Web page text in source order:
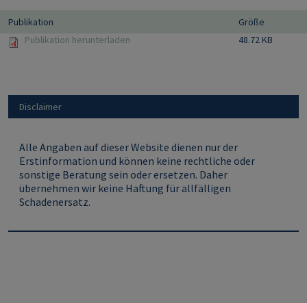
Publikation
Größe
Publikation herunterladen
48.72 KB
Disclaimer
Alle Angaben auf dieser Website dienen nur der
Erstinformation und können keine rechtliche oder
sonstige Beratung sein oder ersetzen. Daher
übernehmen wir keine Haftung für allfälligen
Schadenersatz.